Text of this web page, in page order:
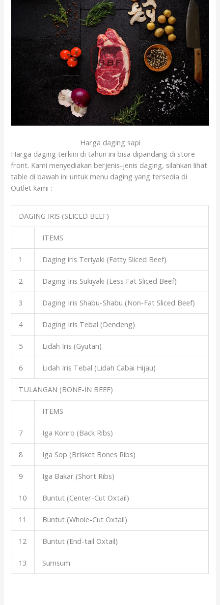
Harga daging sapi
Harga daging terkini di tahun ini bisa dipandang di store
front. Kami menyediakan berjenis-jenis daging, silahkan lihat
table di bawah ini untuk menu daging yang tersedia di
Outlet kami :
DAGING IRIS (SLICED BEEF)
ITEMS
1 Daging iris Teriyaki (Fatty Sliced Beef)
2 Daging Iris Sukiyaki (Less Fat Sliced Beef)
3 Daging Iris Shabu-Shabu (Non-Fat Sliced Beef)
4 Daging Iris Tebal (Dendeng)
5 Lidah Iris (Gyutan)
6 Lidah Iris Tebal (Lidah Cabai Hijau)
TULANGAN (BONE-IN BEEF)
ITEMS
7 Iga Konro (Back Ribs)
8 Iga Sop (Brisket Bones Ribs)
9 Iga Bakar (Short Ribs)
10 Buntut (Center-Cut Oxtail)
11 Buntut (Whole-Cut Oxtail)
12 Buntut (End-tail Oxtail)
13 Sumsum